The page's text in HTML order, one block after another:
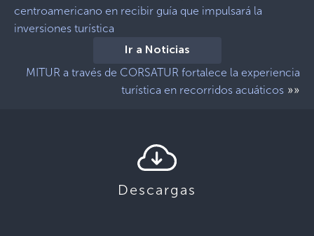
centroamericano en recibir guía que impulsará la
inversiones turística
Ir a Noticias
MITUR a través de CORSATUR fortalece la experiencia
turística en recorridos acuáticos »»
Descargas